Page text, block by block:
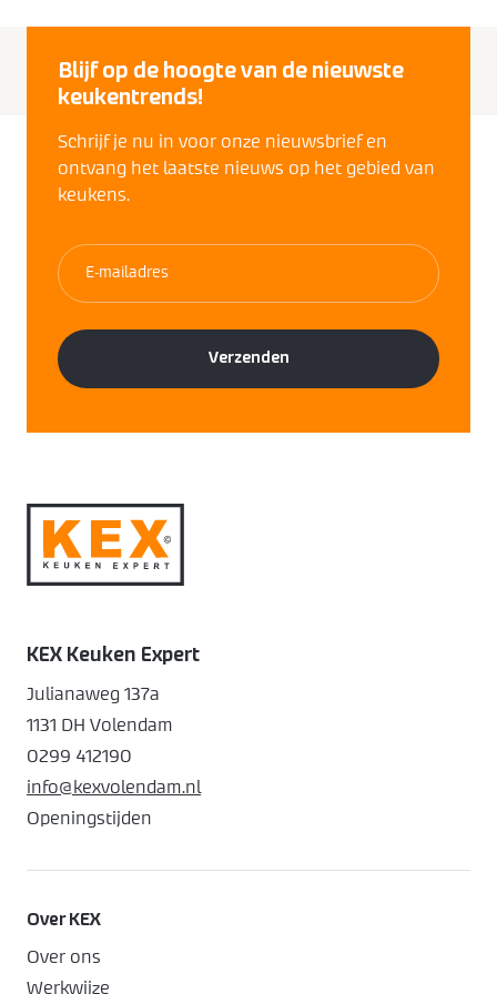
Blijf op de hoogte van de nieuwste
keukentrends!
Schrijf je nu in voor onze nieuwsbrief en
ontvang het laatste nieuws op het gebied van
keukens.
Over KEX
Over ons
Werkwijze
KEX Keuken Expert
Julianaweg 137a
1131 DH Volendam
0299 412190
info@kexvolendam.nl
Openingstijden